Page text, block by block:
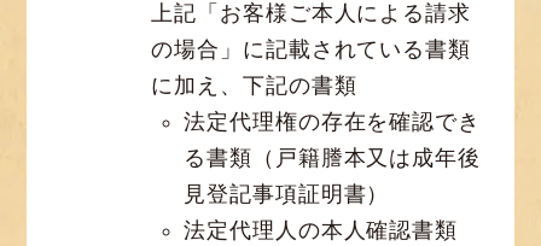
上記「お客様ご本人による請求
の場合」に記載されている書類
に加え、下記の書類
法定代理権の存在を確認でき
る書類（戸籍謄本又は成年後
見登記事項証明書）
法定代理人の本人確認書類